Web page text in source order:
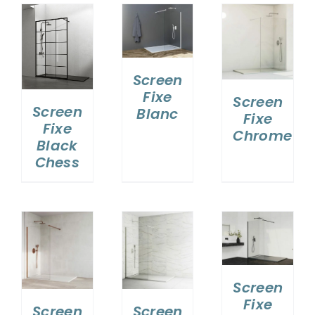
VASQUES
MIROIRS ET ECLAIRAGES
RECEVEURS DE DOUCHE
Screen
Fixe
Black
Chess
Screen
Fixe
Blanc
DÉTAILS
Screen
Fixe
Chrome
Screen
Fixe